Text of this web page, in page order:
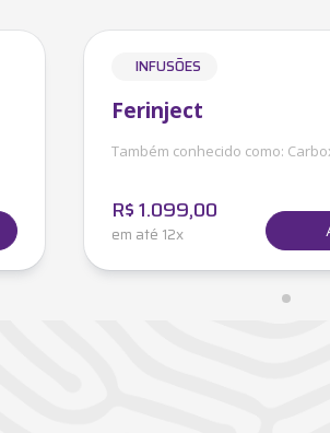
INFUSÕES
Ferinject
Também conhecido como:
R$1.099,00
em até 12x